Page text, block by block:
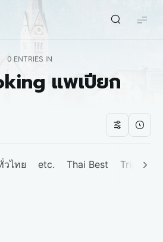
0 ENTRIES IN
แพเปียก
วไทย etc. Thai Best Tripp